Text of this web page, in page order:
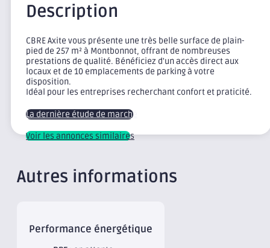
Description
CBRE Axite vous présente une très belle surface de plain-
pied de 257 m² à Montbonnot, offrant de nombreuses
prestations de qualité. Bénéficiez d'un accès direct aux
locaux et de 10 emplacements de parking à votre
disposition.
Idéal pour les entreprises recherchant confort et praticité.
La dernière étude de marché
Voir les annonces similaires
Autres informations
Performance énergétique